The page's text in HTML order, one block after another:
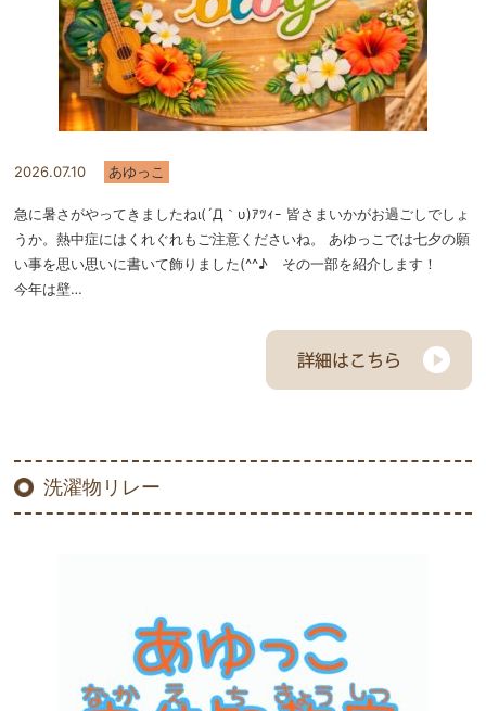
2026.07.10 あゆっこ
急に暑さがやってきましたねι(´Д｀υ)ｱﾂｨｰ 皆さまいかがお過ごしでしょ
うか。熱中症にはくれぐれもご注意くださいね。 あゆっこでは七夕の願
い事を思い思いに書いて飾りました(^^♪ その一部を紹介します！
今年は壁…
洗濯物リレー